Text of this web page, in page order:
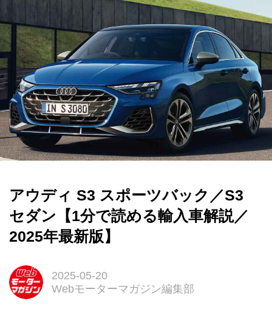
アウディ S3 スポーツバック／S3
セダン【1分で読める輸入車解説／
2025年最新版】
2025-05-20
Webモーターマガジン編集部